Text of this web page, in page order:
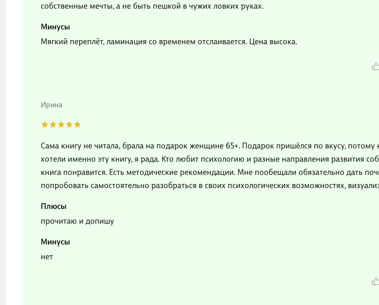
собственные мечты, а не быть пешкой в чужих ловких руках.
Минусы
Мягкий переплёт, ламинация со временем отслаивается. Цена высока.
Ирина
Сама книгу не читала, брала на подарок женщине 65+. Подарок пришёлся по вкусу, потому
хотели именно эту книгу, я рада. Кто любит психологию и разные направления развития
книга понравится. Есть методические рекомендации. Мне пообещали обязательно дать
попробовать самостоятельно разобраться в своих психологических возможностях,
Плюсы
прочитаю и допишу
Минусы
нет